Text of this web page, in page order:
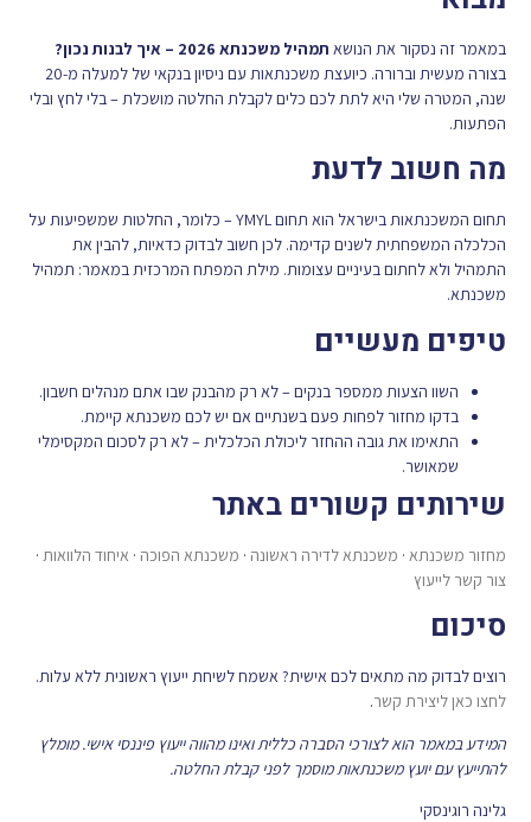
במאמר זה נסקור את הנושא תמהיל משכנתא 2026 – איך לבנות נכון?
בצורה מעשית וברורה. כיועצת משכנתאות עם ניסיון בנקאי של למעלה מ-20
שנה, המטרה שלי היא לתת לכם כלים לקבלת החלטה מושכלת – בלי לחץ ובלי
הפתעות.
מה חשוב לדעת
תחום המשכנתאות בישראל הוא תחום YMYL – כלומר, החלטות שמשפיעות על
הכלכלה המשפחתית לשנים קדימה. לכן חשוב לבדוק כדאיות, להבין את
התמהיל ולא לחתום בעיניים עצומות. מילת המפתח המרכזית במאמר: תמהיל
משכנתא.
טיפים מעשיים
השוו הצעות ממספר בנקים – לא רק מהבנק שבו אתם מנהלים חשבון.
בדקו מחזור לפחות פעם בשנתיים אם יש לכם משכנתא קיימת.
התאימו את גובה ההחזר ליכולת הכלכלית – לא רק לסכום המקסימלי
שמאושר.
שירותים קשורים באתר
מחזור משכנתא · משכנתא לדירה ראשונה · משכנתא הפוכה · איחוד הלוואות ·
צור קשר לייעוץ
סיכום
רוצים לבדוק מה מתאים לכם אישית? אשמח לשיחת ייעוץ ראשונית ללא עלות.
לחצו כאן ליצירת קשר.
המידע במאמר הוא לצורכי הסברה כללית ואינו מהווה ייעוץ פיננסי אישי. מומלץ
להתייעץ עם יועץ משכנתאות מוסמך לפני קבלת החלטה.
גלינה רוגינסקי